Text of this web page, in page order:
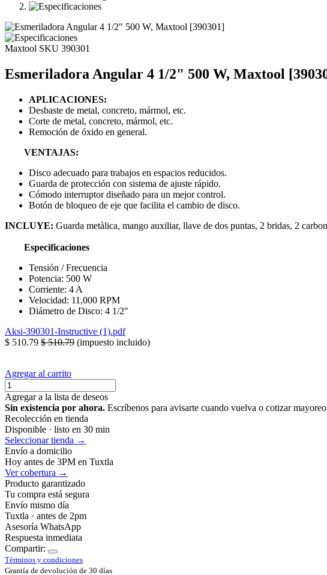
Maxtool SKU 390301
Esmeriladora Angular 4 1/2" 500 W, Maxtool
APLICACIONES:
Desbaste de metal, concreto, mármol, etc.
Corte de metal, concreto, mármol, etc.
Remoción de óxido en general.
VENTAJAS:
Disco adecuado para trabajos en espacios reducidos.
Guarda de protección con sistema de ajuste rápido.
Cómodo interruptor diseñado para un mejor control.
Botón de bloqueo de eje que facilita el cambio de disco.
INCLUYE: Guarda metàlica, mango auxiliar, llave de dos puntas, 2 bridas, 2
Especificaciones
Tensión / Frecuencia
Potencia: 500 W
Corriente: 4 A
Velocidad: 11,000 RPM
Diámetro de Disco: 4 1/2"
Aksi-390301-Instructive (1).pdf
$ 510.79 $510.79 (impuesto incluido)
Agregar al carrito
Agregar a la lista de deseos
Sin existencia por ahora. Escríbenos para avisarte cuando vuelva o cotizar
Recolección en tienda
Disponible · listo en 30 min
Seleccionar tienda →
Envío a domicilio
Hoy antes de 3PM en Tuxtla
Ver cobertura →
Producto garantizado
Tu compra está segura
Envío mismo día
Tuxtla · antes de 2pm
Asesoría WhatsApp
Respuesta inmediata
Compartir:
Términos y condiciones
Grantía de devolución de 30 días